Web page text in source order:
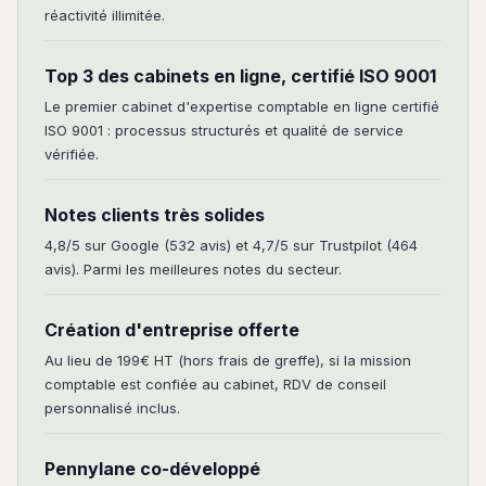
réactivité illimitée.
Top 3 des cabinets en ligne, certifié ISO 9001
Le premier cabinet d'expertise comptable en ligne certifié
ISO 9001 : processus structurés et qualité de service
vérifiée.
Notes clients très solides
4,8/5 sur Google (532 avis) et 4,7/5 sur Trustpilot (464
avis). Parmi les meilleures notes du secteur.
Création d'entreprise offerte
Au lieu de 199€ HT (hors frais de greffe), si la mission
comptable est confiée au cabinet, RDV de conseil
personnalisé inclus.
Pennylane co-développé